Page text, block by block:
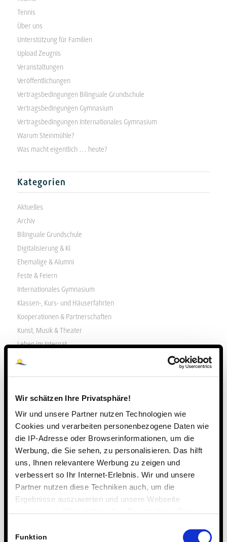
Wir schätzen Ihre Privatsphäre!
Wir und unsere Partner nutzen Technologien wie
Cookies und verarbeiten personenbezogene Daten wie
die IP-Adresse oder Browserinformationen, um die
Werbung, die Sie sehen, zu personalisieren. Das hilft
uns, Ihnen relevantere Werbung zu zeigen und
verbessert so Ihr Internet-Erlebnis. Wir und unsere
Partner nutzen diese Techniken auch, um die
Ergebnisse auszuwerten und unsere Webseite
Technologien.
Funktion
Tennis
Über uns
Unterstützung für Familien
Upload Zeugnis
Veranstaltungen
Veröffentlichungen
Vertragsbedingungen Bilinguale Grundschule
Vertragsbedingungen Gymnasium
Vertragsbedingungen Internationales Gymnasium
Warum Steinmühle?
Was macht eigentlich … heute?
Kategorien
Aktuelles
Archiv
Bilinguale Grundschule
Digitalisierung & KI
Ehemalige & Alumni
Feste & Feiern
Internationales Gymnasium
Klassen-, Kurs- und Häuserfahrten
Kooperationen & Partnerschaften
Kunst, Musik & Theater
Leben im Internat
MINT
Reitschule Steinmühle
Rudern
Soziales Engagement
Sport & Gesundheit
Sprachen & Internationalität
Steinmühle unterwegs
Talentförderung
Wettbewerbe & Auszeichnungen